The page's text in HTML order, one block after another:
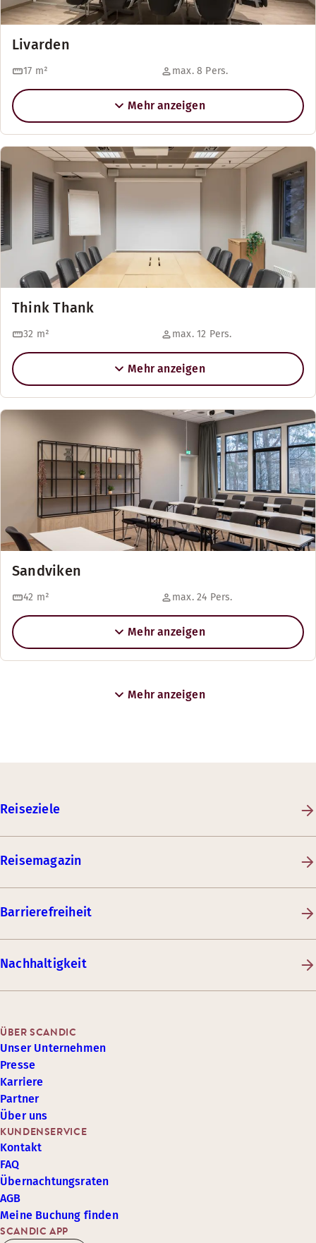
Livarden
17 m² max. 8 Pers.
Mehr anzeigen
Think Thank
32 m² max. 12 Pers.
Mehr anzeigen
Sandviken
42 m² max. 24 Pers.
Mehr anzeigen
Mehr anzeigen
Reiseziele
Reisemagazin
Barrierefreiheit
Nachhaltigkeit
SCANDIC APP
KUNDENSERVICE
Kontakt
FAQ
Übernachtungsraten
AGB
Meine Buchung finden
ÜBER SCANDIC
Unser Unternehmen
Presse
Karriere
Partner
Über uns